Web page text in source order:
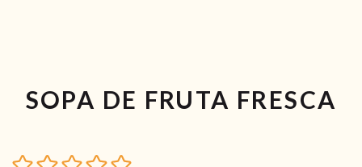
SOPA DE FRUTA FRESCA